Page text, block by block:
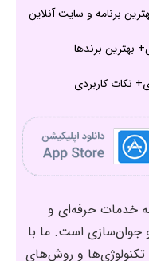
خدمات حرفه‌ای و
جوان‌سازی است. ما با
تکنولوژی‌ها و روش‌های